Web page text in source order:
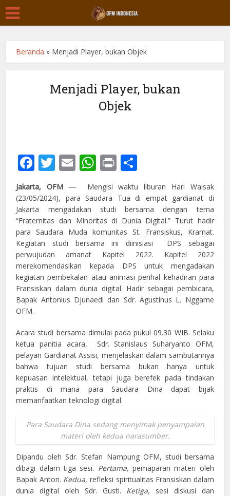
Beranda » Menjadi Player, bukan Objek
Menjadi Player, bukan
Objek
Facebook
Twitter
EmailWhatsApp
Print
Jakarta, OFM ― Mengisi waktu liburan Hari Waisak
(23/05/2024), para Saudara Tua di empat gardianat di
Jakarta mengadakan studi bersama dengan tema
“Fraternitas dan Minoritas di Dunia Digital.” Turut hadir
para Saudara Muda komunitas St. Fransiskus, Kramat.
Kegiatan studi bersama ini diinisiasi DPS sebagai
perwujudan amanat Kapitel 2022. Kapitel 2022
merekomendasikan kepada DPS untuk mengadakan
kegiatan pembekalan atau animasi perihal kehadiran para
Fransiskan dalam dunia digital. Hadir sebagai pembicara,
Bapak Antonius Djunaedi dan Sdr. Agustinus L. Nggame
OFM.
Acara studi bersama dimulai pada pukul 09.30 WIB. Selaku
ketua panitia acara, Sdr. Stanislaus Suharyanto OFM,
pelayan Gardianat Assisi, menjelaskan dalam sambutannya
bahwa tujuan studi bersama bukan hanya untuk
kepuasan intelektual, tetapi juga berefek pada tindakan
praktis di mana para Saudara Dina dapat bijak
memanfaatkan teknologi digital.
Para Saudara Dina sedang menyimak penyampaian
materi oleh kedua narasumber.
Dipandu oleh Sdr. Stefan Nampung OFM, studi bersama
dibagi dalam tiga sesi. Pertama,pemaparan materi oleh
Bapak Anton. Kedua,refleksi spiritualitas Fransiskan dalam
dunia digital oleh Sdr. Gusti. Ketiga, sesi diskusi dan